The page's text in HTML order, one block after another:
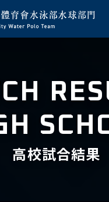
高校試合結果